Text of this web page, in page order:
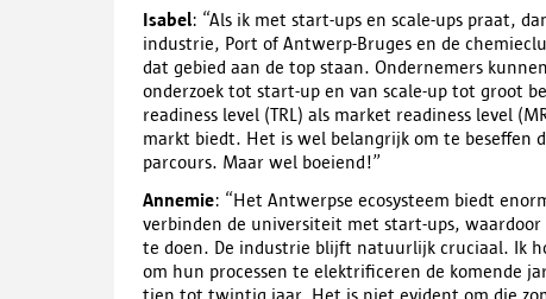
Isabel: “Als ik met start-ups en scale-ups praat,
industrie, Port of Antwerp-Bruges en de
dat gebied aan de top staan. Ondernemers
onderzoek tot start-up en van scale-up tot groot
readiness level (TRL) als market readiness level
markt biedt. Het is wel belangrijk om te beseffen
parcours. Maar wel boeiend!”
Annemie: “Het Antwerpse ecosysteem biedt
verbinden de universiteit met start-ups,
te doen. De industrie blijft natuurlijk cruciaal. Ik
om hun processen te elektrificeren de komende
tien tot twintig jaar. Het is niet evident om die